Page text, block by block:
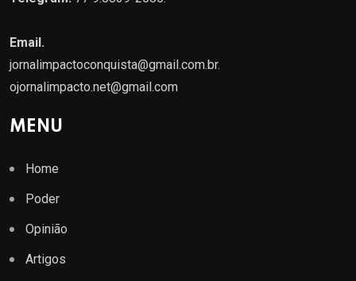
Email.
jornalimpactoconquista@gmail.com.br.
ojornalimpacto.net@gmail.com
MENU
Home
Poder
Opinião
Artigos